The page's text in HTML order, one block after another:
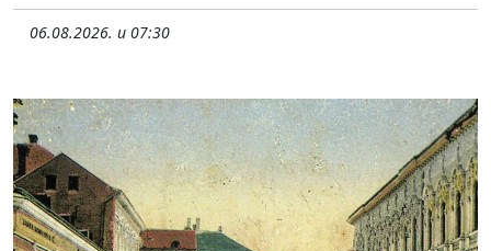
06.08.2026. u 07:30